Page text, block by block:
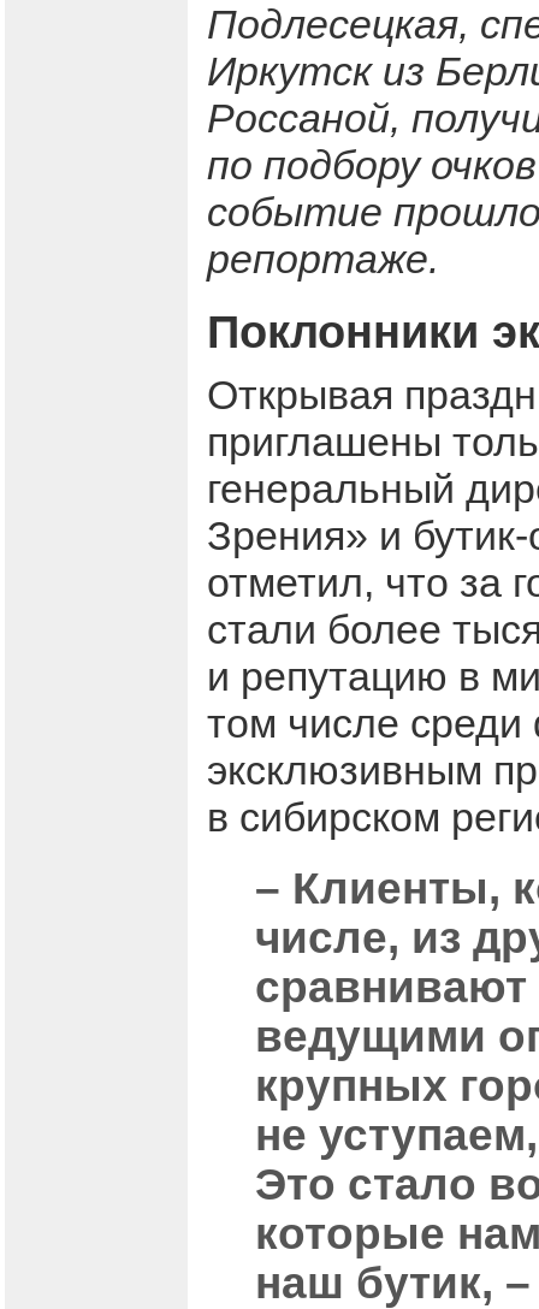
Подлесецкая,
Иркутск из
Россаной,
по подбору
событие
репортаже.
Поклонники
Открывая
приглашены
генеральный
Зрения» и
отметил, что за
стали более
и репутацию в
том числе среди
эксклюзивным
в сибирском
– Клиенты,
числе, из
сравнивают
ведущими
крупных
не
Это стало
которые
наш бутик,